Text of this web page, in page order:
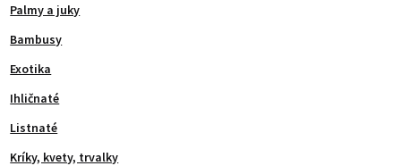
Palmy a juky
Bambusy
Exotika
Ihličnaté
Listnaté
Kríky, kvety, trvalky